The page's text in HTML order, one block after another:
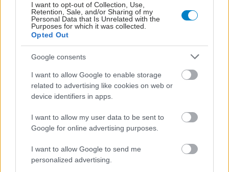
I want to opt-out of Collection, Use,
Retention, Sale, and/or Sharing of my
Personal Data that Is Unrelated with the
Purposes for which it was collected.
Opted Out
Google consents
I want to allow Google to enable storage
related to advertising like cookies on web or
device identifiers in apps.
I want to allow my user data to be sent to
Google for online advertising purposes.
I want to allow Google to send me
personalized advertising.
Τα πιο ενυδατικά
οφέλη του στην υγεία